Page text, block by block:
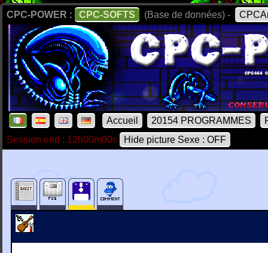
CPC-POWER : CPC-SOFTS (Base de données) -
Accueil 20154 PROGRAMMES
Session end : 12h00m00s
Hide picture Sexe : OFF